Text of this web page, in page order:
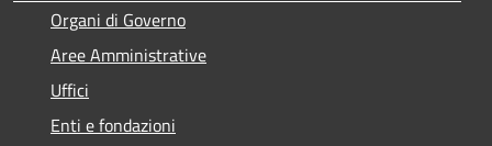
Organi di Governo
Aree Amministrative
Uffici
Enti e fondazioni